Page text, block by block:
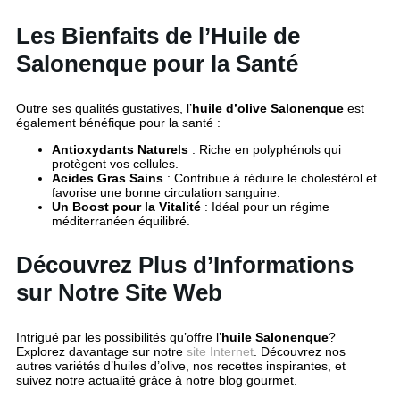
Les Bienfaits de l’Huile de
Salonenque pour la Santé
Outre ses qualités gustatives, l’huile d’olive Salonenque est
également bénéfique pour la santé :
Antioxydants Naturels : Riche en polyphénols qui
protègent vos cellules.
Acides Gras Sains : Contribue à réduire le cholestérol et
favorise une bonne circulation sanguine.
Un Boost pour la Vitalité : Idéal pour un régime
méditerranéen équilibré.
Découvrez Plus d’Informations
sur Notre Site Web
Intrigué par les possibilités qu’offre l’huile Salonenque?
Explorez davantage sur notre site Internet . Découvrez nos
autres variétés d’huiles d’olive, nos recettes inspirantes, et
suivez notre actualité grâce à notre blog gourmet.